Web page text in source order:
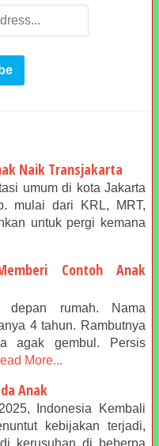
Naik Transjakarta
umum di kota Jakarta
mulai dari KRL, MRT,
untuk pergi kemana
Contoh Anak
depan rumah. Nama
4 tahun. Rambutnya
agak gembul. Persis
More...
Anak
Indonesia Kembali
kebijakan terjadi,